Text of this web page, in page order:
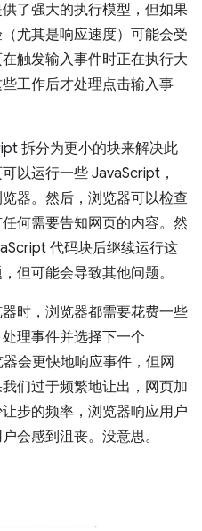
了强大的执行模型，但如果
尤其是响应速度）可能会受
触发输入事件时正在执行大
工作后才处理点击输入事
拆分为更小的块来解决此
以运行一些 JavaScript，
器。然后，浏览器可以检查
何需要告知网页的内容。然
代码块后继续运行这
但可能会导致其他问题。
时，浏览器都需要花费一些
理事件并选择下一个
会更快地响应事件，但网
们过于频繁地让出，网页加
步的频率，浏览器响应用户
会感到沮丧。没意思。